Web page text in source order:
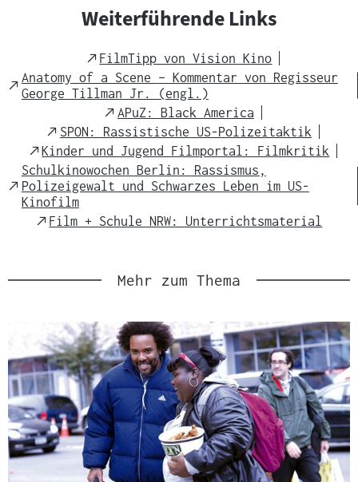
c
h
s
m
t
e
r
i
a
l
Weiterführende Links
External
Link
FilmTipp von Vision Kino
External
Link
Anatomy of a Scene – Kommentar von Regisseur
George Tillman Jr. (engl.)
External
Link
APuZ: Black America
External
Link
SPON: Rassistische US-Polizeitaktik
External
Link
Kinder und Jugend Filmportal: Filmkritik
External
Link
Schulkinowochen Berlin: Rassismus,
Polizeigewalt und Schwarzes Leben im US-
Kinofilm
External
Film + Schule NRW: Unterrichtsmaterial
Mehr zum Thema